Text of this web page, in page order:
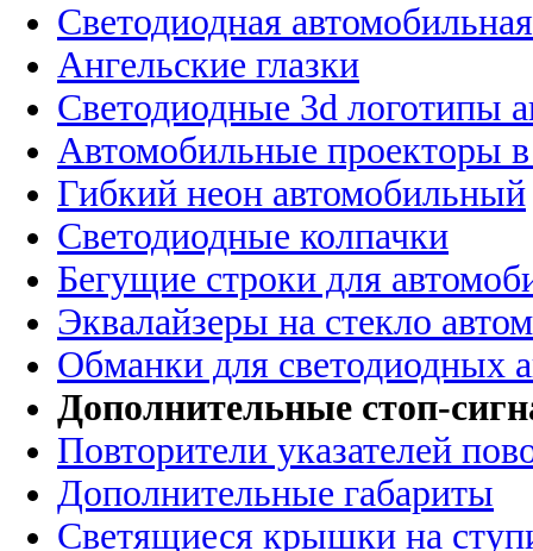
Светодиодная
Ангельские глазки
Светодиодные 3d логотипы
Автомобильные проекторы
Гибкий неон автомобильный
Светодиодные колпачки
Бегущие строки для
Эквалайзеры на стекло
Обманки для светодиодных
Дополнительные стоп-
Повторители указателей
Дополнительные габариты
Светящиеся крышки на